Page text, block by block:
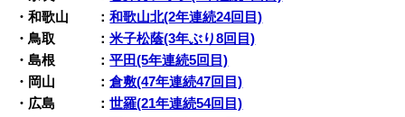
・和歌山 ：和歌山北(2年連続24回目)
・鳥取 ：米子松蔭(3年ぶり8回目)
・島根 ：平田(5年連続5回目)
・岡山 ：倉敷(47年連続47回目)
・広島 ：世羅(21年連続54回目)